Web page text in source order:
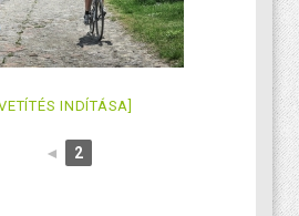
INDÍTÁSA]
◄ 2